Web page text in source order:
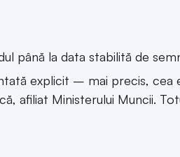
până la data stabilită de
explicit – mai precis, cea
afiliat Ministerului Muncii.